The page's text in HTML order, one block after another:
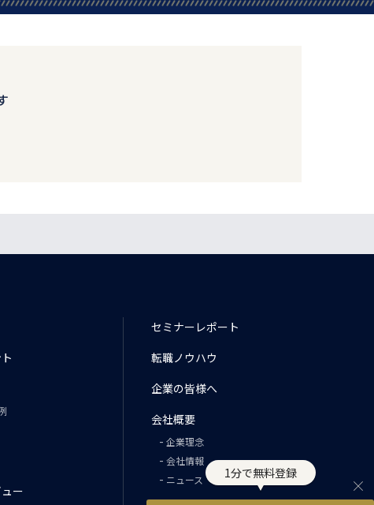
ー
セミナーレポート
転職ノウハウ
企業の皆様へ
会社概要
企業理念
会社情報
ニュース
1分で無料登録